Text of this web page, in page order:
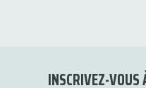
INSCRIVEZ-